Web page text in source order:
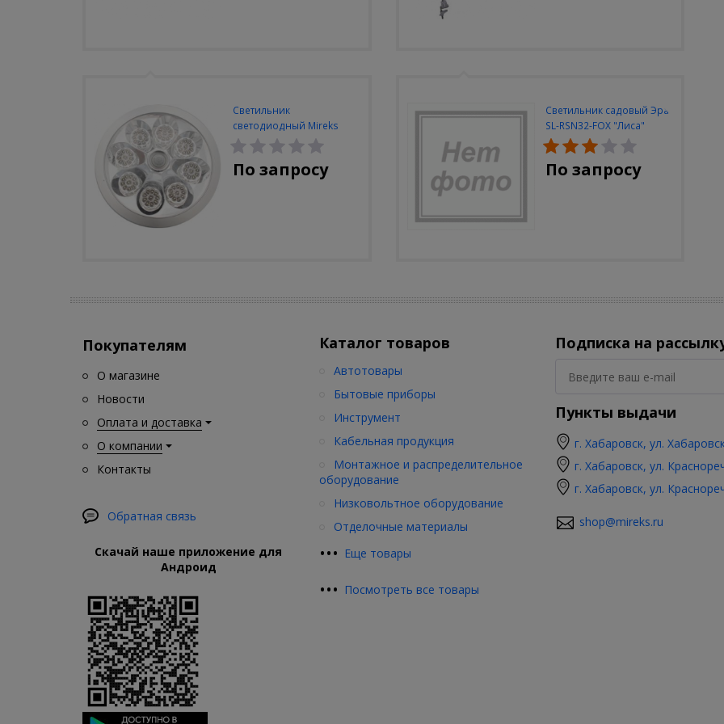
Светильник
светодиодный Mireks
С-310-80-S (5W/4000-
5000K/500lm/датчик
движения)
По запросу
Светильник садовый Эра
SL-RSN32-FOX "Лиса"
солн.бат, полистоун,
цветной, 32 см
По запросу
Покупателям
О магазине
Новости
Оплата и доставка
О компании
Контакты
Обратная связь
Скачай наше приложение для
Андроид
Каталог товаров
••• Еще товары
Автотовары
Бытовые приборы
Инструмент
Кабельная продукция
Монтажное и распределительное
оборудование
Низковольтное оборудование
Отделочные материалы
••• Посмотреть все товары
Подписка на
Пункты выдачи
г. Хабаровск, ул.
г. Хабаровск, ул.
г. Хабаровск, ул.
shop@mireks.ru